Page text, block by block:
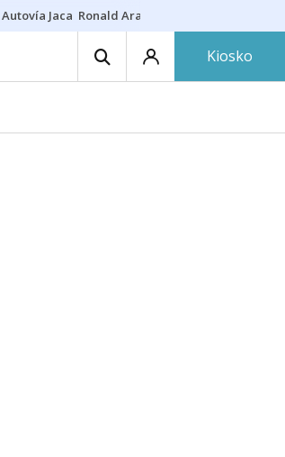
Autovía Jaca Ronald Araújo
Kiosko